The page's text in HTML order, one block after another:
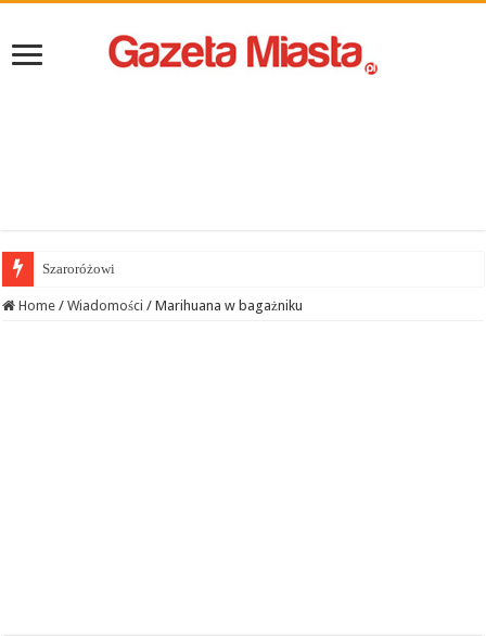
Szaroróżowi
Home / Wiadomości / Marihuana w bagażniku